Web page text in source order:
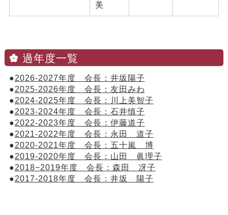
美
過年度一覧
●2026-2027年度 会長：井坂陽子
●2025-2026年度 会長：友田みわ
●2024-2025年度 会長：川上美智子
●2023-2024年度 会長：石井慎子
●2022-2023年度 会長：伊藤道子
●2021-2022年度 会長：永田 道子
●2020-2021年度 会長：五十嵐 博
●2019-2020年度 会長：山田 眞理子
●2018−2019年度 会長：森田 冴子
●2017-2018年度 会長：井坂 陽子